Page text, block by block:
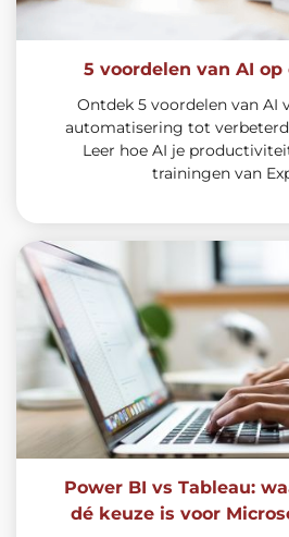
5 voordelen van AI
Ontdek 5 voordelen van AI
automatisering tot
Leer hoe AI je
trainingen van
Power BI vs Tableau:
dé keuze is voor